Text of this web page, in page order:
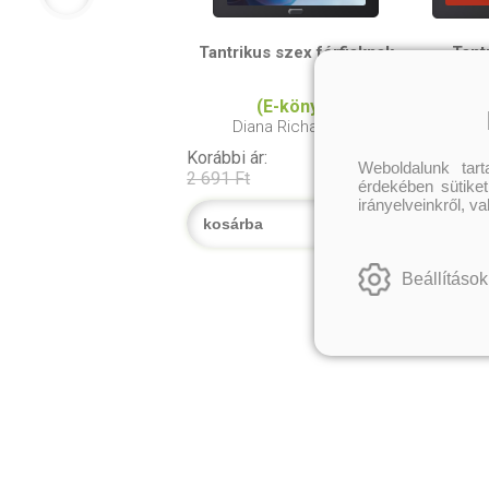
Tantrikus szex férfiaknak
(E-könyv)
Diana Richardson
Korábbi ár:
2 691 Ft
Online ár:
2 990 Ft
kosárba
Korábbi ár:
2 871 Ft
Weboldalunk
érdekében
irányelveinkről,
Beállítások